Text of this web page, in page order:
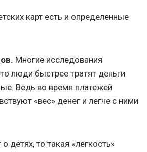
карт есть и определенные
Многие исследования
люди быстрее тратят деньги
Ведь во время платежей
«вес» денег и легче с ними
детях, то такая «легкость»